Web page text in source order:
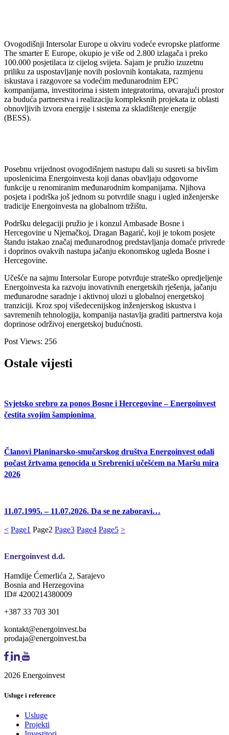
Ovogodišnji Intersolar Europe u okviru vodeće evropske platforme
The smarter E Europe, okupio je više od 2.800 izlagača i preko
100.000 posjetilaca iz cijelog svijeta. Sajam je pružio izuzetnu
priliku za uspostavljanje novih poslovnih kontakata, razmjenu
iskustava i razgovore sa vodećim međunarodnim EPC
kompanijama, investitorima i sistem integratorima, otvarajući prostor
za buduća partnerstva i realizaciju kompleksnih projekata iz oblasti
obnovljivih izvora energije i sistema za skladištenje energije
(BESS).
Posebnu vrijednost ovogodišnjem nastupu dali su susreti sa bivšim
uposlenicima Energoinvesta koji danas obavljaju odgovorne
funkcije u renomiranim međunarodnim kompanijama. Njihova
posjeta i podrška još jednom su potvrdile snagu i ugled inženjerske
tradicije Energoinvesta na globalnom tržištu.
Podršku delegaciji pružio je i konzul Ambasade Bosne i
Hercegovine u Njemačkoj, Dragan Bagarić, koji je tokom posjete
štandu istakao značaj međunarodnog predstavljanja domaće privrede
i doprinos ovakvih nastupa jačanju ekonomskog ugleda Bosne i
Hercegovine.
Učešće na sajmu Intersolar Europe potvrđuje strateško opredjeljenje
Energoinvesta ka razvoju inovativnih energetskih rješenja, jačanju
međunarodne saradnje i aktivnoj ulozi u globalnoj energetskoj
tranziciji. Kroz spoj višedecenijskog inženjerskog iskustva i
savremenih tehnologija, kompanija nastavlja graditi partnerstva koja
doprinose održivoj energetskoj budućnosti.
Post Views: 256
Ostale vijesti
Svjetsko srebro za ponos Bosne i Hercegovine – Energoinvest
čestita svojim šampionima
Članovi Planinarsko-smučarskog društva Energoinvest odali
počast žrtvama genocida u Srebrenici učešćem na Maršu mira
2026
11.07.1995. – 11.07.2026. Da se ne zaboravi…
< Page1 Page2 Page3 Page4 Page5 >
Energoinvest d.d.
Hamdije Ćemerlića 2, Sarajevo
Bosnia and Herzegovina
ID# 4200214380009
+387 33 703 301
kontakt@energoinvest.ba
prodaja@energoinvest.ba
2026 Energoinvest
Usluge i reference
Usluge
Projekti